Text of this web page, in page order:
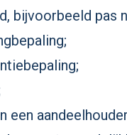
bijvoorbeeld pas
een